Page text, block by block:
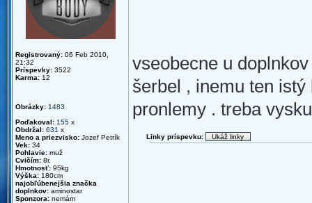
Registrovaný: 06 Feb 2010,
21:32
Príspevky: 3522
Karma: 12
Obrázky: 1483
Poďakoval: 155 x
Obdržal: 631 x
Meno a priezvisko: Jozef Petrík
Vek: 34
Pohlavie: muž
Cvičím: 8r.
Hmotnosť: 95kg
Výška: 180cm
najobľúbenejšia značka
doplnkov: aminostar
Sponzora: nemám
vseobecne u
šerbel , inemu ten
pronlemy . treba
Linky príspevku: